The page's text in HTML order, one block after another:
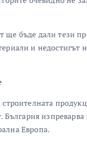
бъде дали тези
и недостигът
България
Европа.